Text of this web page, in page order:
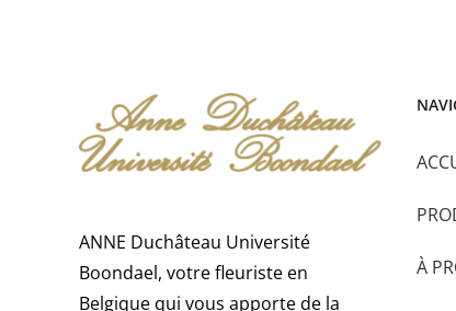
ANNE Duchâteau Université
Boondael, votre fleuriste en
Belgique qui vous apporte de la
À